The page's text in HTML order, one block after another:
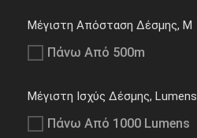
Μέγιστη Απόσταση Δέσμης, M
Πάνω Από 500m
Μέγιστη Ισχύς Δέσμης, Lumens
Πάνω Από 1000 Lumens